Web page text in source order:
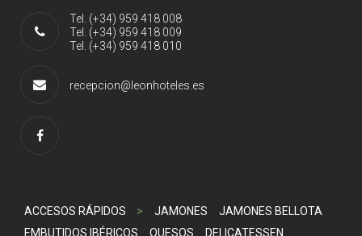
Tel. (+34) 959 418 008
Tel. (+34) 959 418 009
Tel. (+34) 959 418 010
recepcion@leonhoteles.es
ACCESOS RÁPIDOS > JAMONES
JAMONES BELLOTA
EMBUTIDOS IBÉRICOS
QUESOS DELICATESSEN